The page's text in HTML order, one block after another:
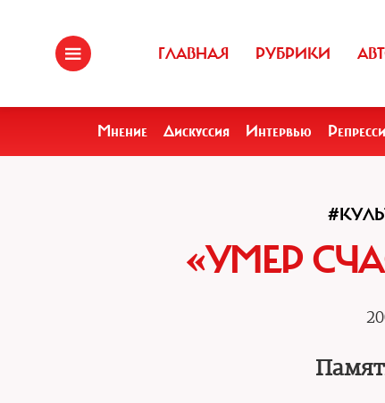
ГЛАВНАЯ РУБРИКИ
Мнение Дискуссия Интервью
«УМЕР